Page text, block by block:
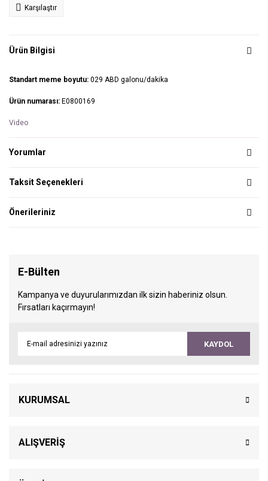
Karşılaştır
Ürün Bilgisi
Standart meme boyutu: 029 ABD galonu/dakika
Ürün numarası: E0800169
Video
Yorumlar
Taksit Seçenekleri
Önerileriniz
E-Bülten
Kampanya ve duyurularımızdan ilk sizin haberiniz olsun.
Fırsatları kaçırmayın!
KAYDOL
KURUMSAL
ALIŞVERİŞ